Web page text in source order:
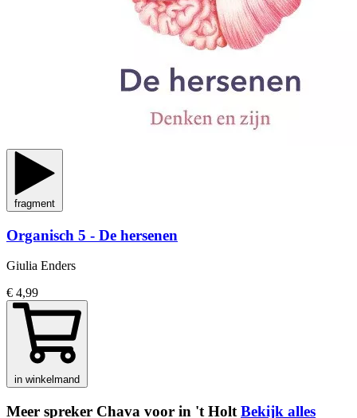
fragment
Organisch 5 - De hersenen
Giulia Enders
€ 4,99
in winkelmand
Meer spreker Chava voor in 't Holt Bekijk alles